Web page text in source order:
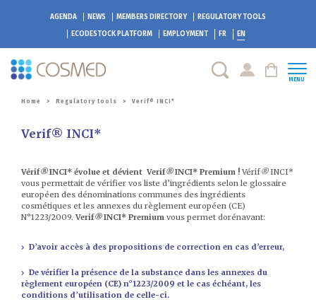
AGENDA NEWS MEMBERS DIRECTORY
REGULATORY TOOLS
ECODESTOCK PLATFORM EMPLOYMENT FR EN
MENU
Home > Regulatory tools > Verif® INCI*
Verif® INCI*
Vérif®INCI* évolue et dévient Verif®INCI* Premium ! Vérif®INCI*
vous permettait de vérifier vos liste d’ingrédients selon le glossaire
européen des dénominations communes des ingrédients
cosmétiques et les annexes du règlement européen (CE)
N°1223/2009.Verif®INCI* Premium vous permet dorénavant:
D’avoir accès à des propositions de correction en cas d’erreur,
De vérifier la présence de la substance dans les annexes du
règlement européen (CE) n°1223/2009 et le cas échéant, les
conditions d’utilisation de celle-ci.